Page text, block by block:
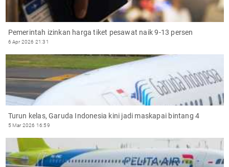
Pemerintah izinkan harga tiket pesawat naik 9-13 persen
6 Apr 2026 21:31
Turun kelas, Garuda Indonesia kini jadi maskapai bintang 4
5 Mar 2026 16:59